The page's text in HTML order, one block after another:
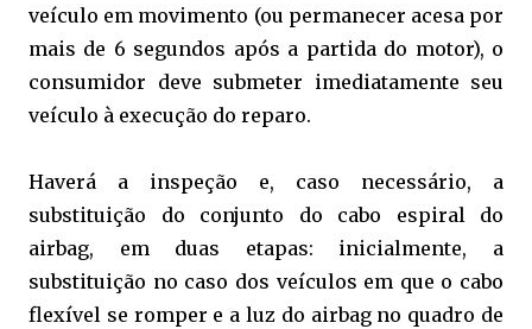
veículo em movimento (ou permanecer acesa por
mais de 6 segundos após a partida do motor), o
consumidor deve submeter imediatamente seu
veículo à execução do reparo.
Haverá a inspeção e, caso necessário, a
substituição do conjunto do cabo espiral do
airbag, em duas etapas: inicialmente, a
substituição no caso dos veículos em que o cabo
flexível se romper e a luz do airbag no quadro de